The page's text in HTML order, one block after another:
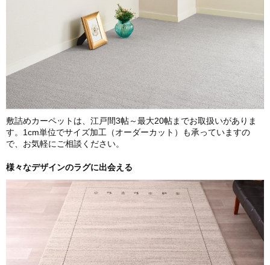
敷詰めカーペットは、江戸間3帖～最大20帖までお取扱いがありま
す。1cm単位でサイズ加工（オーダーカット）も承っていますの
で、お気軽にご相談ください。
様々なデザインのラグに出会える